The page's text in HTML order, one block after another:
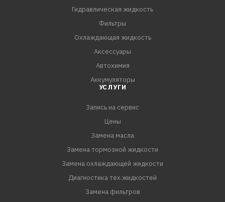
Гидравлическая жидкость
Фильтры
Охлаждающая жидкость
Аксессуары
Автохимия
Аккумуляторы
УСЛУГИ
Запись на сервис
Цены
Замена масла
Замена тормозной жидкости
Замена охлаждающей жидкости
Диагностика тех.жидкостей
Замена фильтров